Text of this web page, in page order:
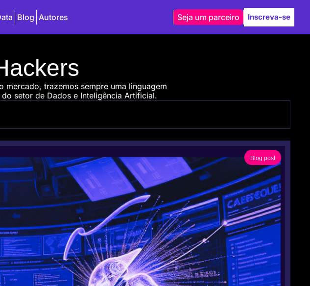
Blog Autores Seja um parceiro Inscreva-se
trazemos sempre uma linguagem
setor de Dados e Inteligência Artificial.
Blog post